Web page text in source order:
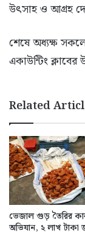
উৎসাহ ও আগ্রহ
শেষে অধ্যক্ষ
একাউন্টিং
Related
ভেজাল গুড় তৈরির
অভিযান, ২ লাখ টাকা